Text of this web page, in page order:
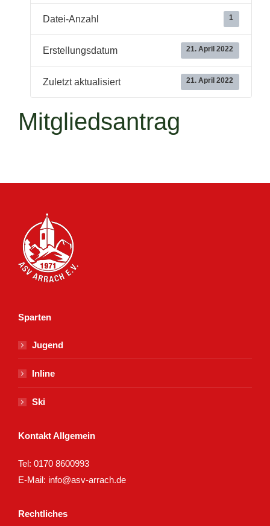
Datei-Anzahl 1
Erstellungsdatum 21. April 2022
Zuletzt aktualisiert 21. April 2022
Mitgliedsantrag
Sparten
Jugend
Inline
Ski
Kontakt Allgemein
Tel: 0170 8600993
E-Mail: info@asv-arrach.de
Rechtliches